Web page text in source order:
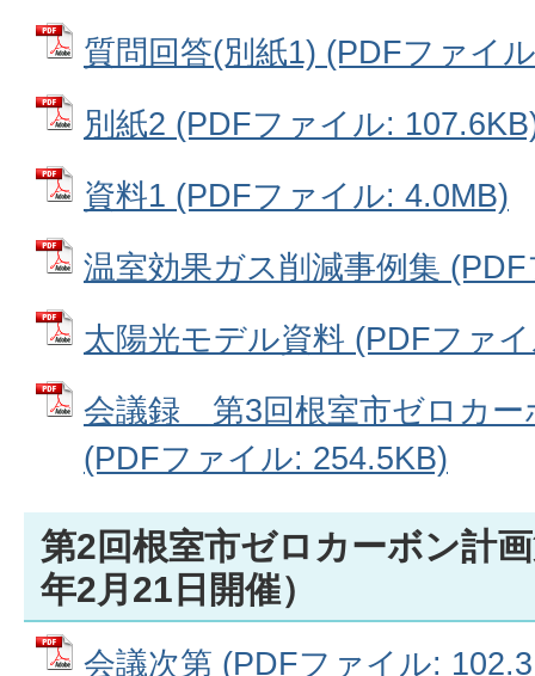
質問回答(別紙1) (PDFファイ
別紙2 (PDFファイル:
資料1 (PDFファイル: 4.0MB)
温室効果ガス削減事例集
太陽光モデル資料 (PDFファ
会議録＿第3回根室市ゼロカ
(PDFファイル: 254.5KB)
第2回根室市ゼロカーボン計
年2月21日開催）
会議次第 (PDFファイル: